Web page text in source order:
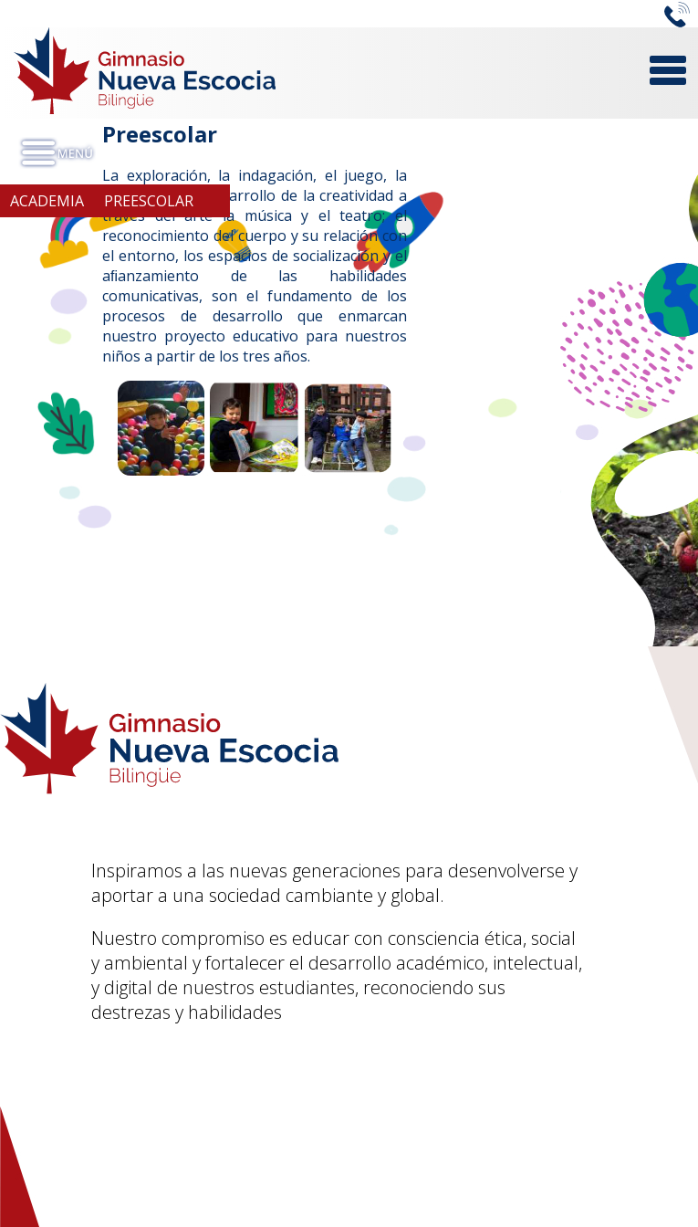
Preescolar
La exploración, la indagación, el juego, la
expresión y el desarrollo de la creatividad a
través del arte la música y el teatro; el
reconocimiento del cuerpo y su relación con
el entorno, los espacios de socialización y el
aﬁanzamiento de las habilidades
comunicativas, son el fundamento de los
procesos de desarrollo que enmarcan
nuestro proyecto educativo para nuestros
niños a partir de los tres años.
ACADEMIA PREESCOLAR
Inspiramos a las nuevas generaciones para desenvolverse y
aportar a una sociedad cambiante y global.
Nuestro compromiso es educar con consciencia ética, social
y ambiental y fortalecer el desarrollo académico, intelectual,
y digital de nuestros estudiantes, reconociendo sus
destrezas y habilidades